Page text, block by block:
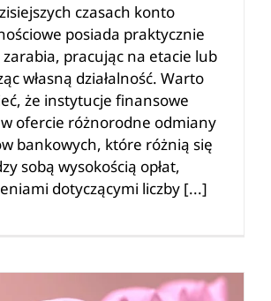
czasach konto
posiada praktycznie
zarabia, pracując na etacie lub
własną działalność. Warto
że instytucje finansowe
ofercie różnorodne odmiany
bankowych, które różnią się
sobą wysokością opłat,
dotyczącymi liczby [...]